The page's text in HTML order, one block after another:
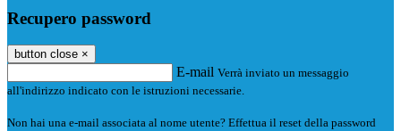
Recupero password
button close ×
E-mail Verrà inviato un messaggio
all'indirizzo indicato con le istruzioni necessarie.
Non hai una e-mail associata al nome utente? Effettua il reset della password